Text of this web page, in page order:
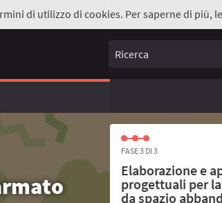
di utilizzo di cookies. Per saperne di più,
Ricerca
FASE 3 DI 3
Elaborazione e
progettuali per
da spazio